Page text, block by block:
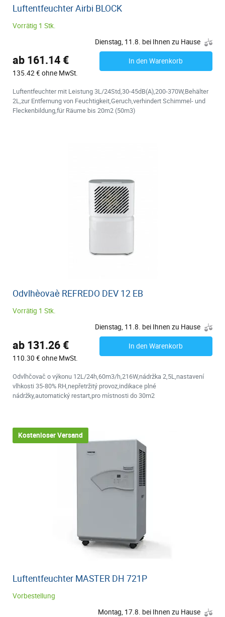
Luftentfeuchter Airbi BLOCK
Vorrätig 1 Stk.
Dienstag, 11.8. bei Ihnen zu Hause
ab 161.14 €
135.42 € ohne MwSt.
In den Warenkorb
Luftentfeuchter mit Leistung 3L/24Std,30-45dB(A),200-370W,Behälter
2L,zur Entfernung von Feuchtigkeit,Geruch,verhindert Schimmel- und
Fleckenbildung,für Räume bis 20m2 (50m3)
Odvlhèovaè REFREDO DEV 12 EB
Vorrätig 1 Stk.
Dienstag, 11.8. bei Ihnen zu Hause
ab 131.26 €
110.30 € ohne MwSt.
In den Warenkorb
Odvlhčovač o výkonu 12L/24h,60m3/h,216W,nádržka 2,5L,nastavení
vlhkosti 35-80% RH,nepřetržitý provoz,indikace plné
nádržky,automatický restart,pro místnosti do 30m2
Kostenloser Versand
Luftentfeuchter MASTER DH 721P
Vorbestellung
Montag, 17.8. bei Ihnen zu Hause